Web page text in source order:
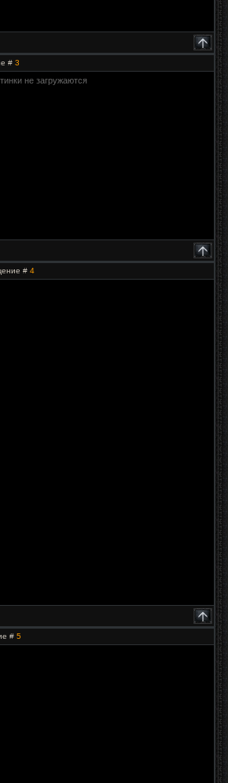
# 3
не загружаются
# 4
# 5